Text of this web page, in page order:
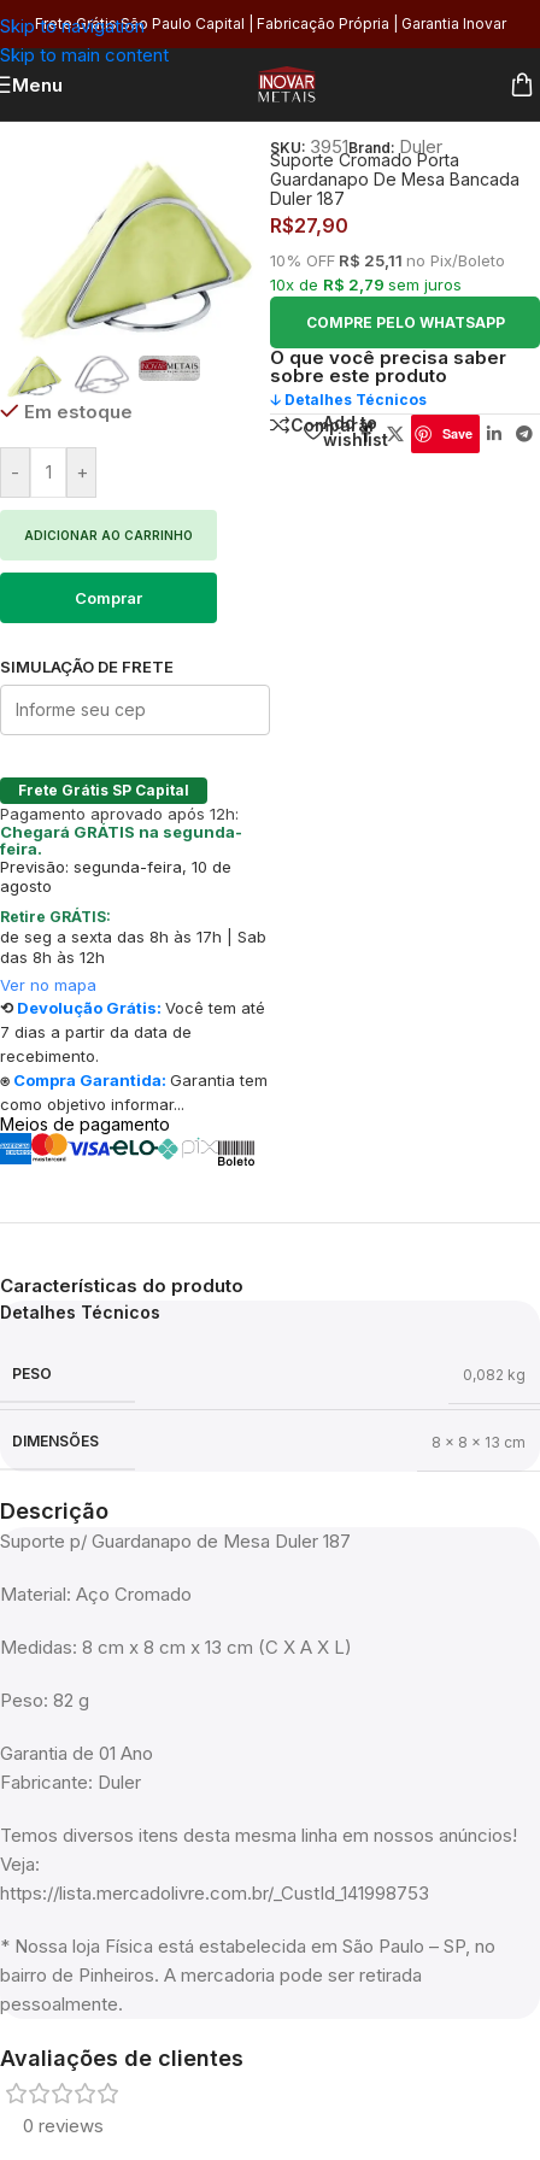
Skip to navigation
Skip to main content
Frete Grátis São Paulo Capital | Fabricação Própria | Garantia Inovar
Menu
Em estoque
- +
ADICIONAR AO CARRINHO
Comprar
SIMULAÇÃO DE FRETE
Frete Grátis SP Capital
Pagamento aprovado após 12h:
Chegará GRÁTIS na segunda-
feira.
Previsão: segunda-feira, 10 de
agosto
Retire GRÁTIS:
de seg a sexta das 8h às 17h | Sab
das 8h às 12h
Ver no mapa
⟲ Devolução Grátis: Você tem até
7 dias a partir da data de
recebimento.
⍟ Compra Garantida: Garantia tem
como objetivo informar...
Meios de pagamento
SKU: 3951Brand: Duler
Suporte Cromado Porta
Guardanapo De Mesa Bancada
Duler 187
R$27,90
10% OFF R$ 25,11 no Pix/Boleto
10x de R$ 2,79 sem juros
COMPRE PELO WHATSAPP
O que você precisa saber
sobre este produto
🡣 Detalhes Técnicos
Comparar
Add to
wishlist
Save
Características do produto
Detalhes Técnicos
PESO 0,082 kg
DIMENSÕES 8 × 8 × 13 cm
Descrição
Suporte p/ Guardanapo de Mesa Duler 187
Material: Aço Cromado
Medidas: 8 cm x 8 cm x 13 cm (C X A X L)
Peso: 82 g
Garantia de 01 Ano
Fabricante: Duler
Temos diversos itens desta mesma linha em nossos anúncios!
Veja:
https://lista.mercadolivre.com.br/_CustId_141998753
* Nossa loja Física está estabelecida em São Paulo – SP, no
bairro de Pinheiros. A mercadoria pode ser retirada
pessoalmente.
Avaliações de clientes
0 reviews